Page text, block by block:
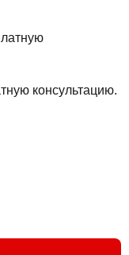
консультацию.